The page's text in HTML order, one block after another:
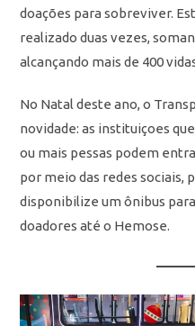
doações para sobreviver.
realizado duas vezes,
alcançando mais de 400
No Natal deste ano, o
novidade: as instituiçoes
ou mais pessas podem
por meio das redes sociais,
disponibilize um ônibus
doadores até o Hemose.